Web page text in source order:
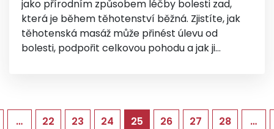
jako přírodním způsobem léčby bolesti zad,
která je během těhotenství běžná. Zjistíte, jak
těhotenská masáž může přinést úlevu od
bolesti, podpořit celkovou pohodu a jak ji
jak předejít běžným chybám při masáži.
…
22 23 24 25 26 27 28 …